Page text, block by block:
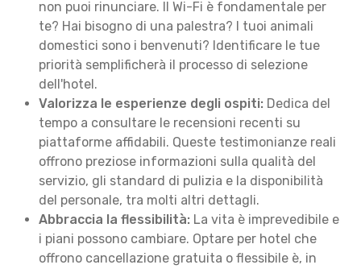
non puoi rinunciare. Il Wi-Fi è fondamentale per
te? Hai bisogno di una palestra? I tuoi animali
domestici sono i benvenuti? Identificare le tue
priorità semplificherà il processo di selezione
dell'hotel.
Valorizza le esperienze degli ospiti: Dedica del
tempo a consultare le recensioni recenti su
piattaforme affidabili. Queste testimonianze reali
offrono preziose informazioni sulla qualità del
servizio, gli standard di pulizia e la disponibilità
del personale, tra molti altri dettagli.
Abbraccia la flessibilità: La vita è imprevedibile e
i piani possono cambiare. Optare per hotel che
offrono cancellazione gratuita o flessibile è, in